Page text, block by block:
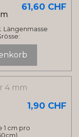
61,60 CHF
Längenmasse
1,90 CHF
1 cm pro